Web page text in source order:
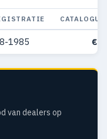
1985 €
van dealers op